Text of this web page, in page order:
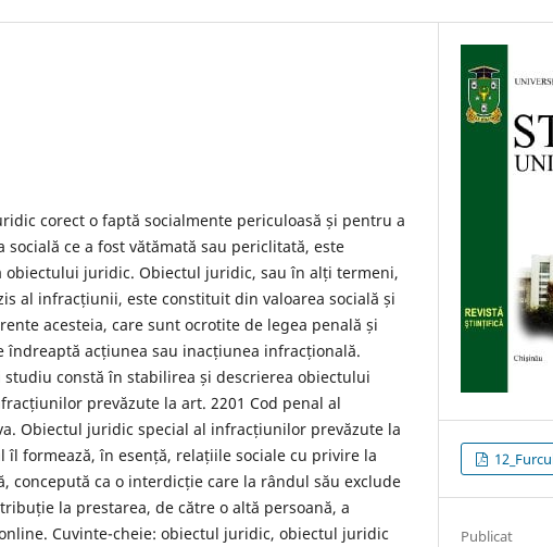
corect o faptă socialmente periculoasă și pentru a
socială ce a fost vătămată sau periclitată, este
obiectului juridic. Obiectul juridic, sau în alți termeni,
al infracțiunii, este constituit din valoarea socială și
acesteia, care sunt ocrotite de legea penală și
îndreaptă acțiunea sau inacțiunea infracțională.
constă în stabilirea și descrierea obiectului
prevăzute la art. 2201 Cod penal al
Obiectul juridic special al infracțiunilor prevăzute la
îl formează, în esență, relațiile sociale cu privire la
concepută ca o interdicție care la rândul său exclude
la prestarea, de către o altă persoană, a
Cuvinte-cheie: obiectul juridic, obiectul juridic
Publicat